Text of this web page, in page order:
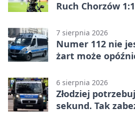
Ruch Chorzów
7 sierpnia 2026
Numer 112 nie
żart może
6 sierpnia 2026
Złodziej
sekund. Tak